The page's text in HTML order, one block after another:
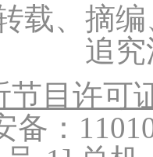
载、摘
追
节目许可
备：